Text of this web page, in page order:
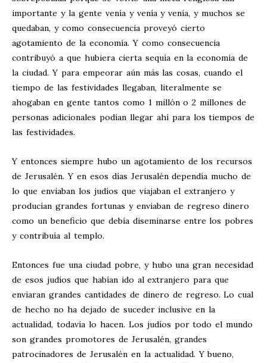
importante y la gente venía y venía y venía, y muchos se
quedaban, y como consecuencia proveyó cierto
agotamiento de la economía. Y como consecuencia
contribuyó a que hubiera cierta sequía en la economía de
la ciudad. Y para empeorar aún más las cosas, cuando el
tiempo de las festividades llegaban, literalmente se
ahogaban en gente tantos como 1 millón o 2 millones de
personas adicionales podían llegar ahí para los tiempos de
las festividades.
Y entonces siempre hubo un agotamiento de los recursos
de Jerusalén. Y en esos días Jerusalén dependía mucho de
lo que enviaban los judíos que viajaban el extranjero y
producían grandes fortunas y enviaban de regreso dinero
como un beneficio que debía diseminarse entre los pobres
y contribuía al templo.
Entonces fue una ciudad pobre, y hubo una gran necesidad
de esos judíos que habían ido al extranjero para que
enviaran grandes cantidades de dinero de regreso. Lo cual
de hecho no ha dejado de suceder inclusive en la
actualidad, todavía lo hacen. Los judíos por todo el mundo
son grandes promotores de Jerusalén, grandes
patrocinadores de Jerusalén en la actualidad. Y bueno,